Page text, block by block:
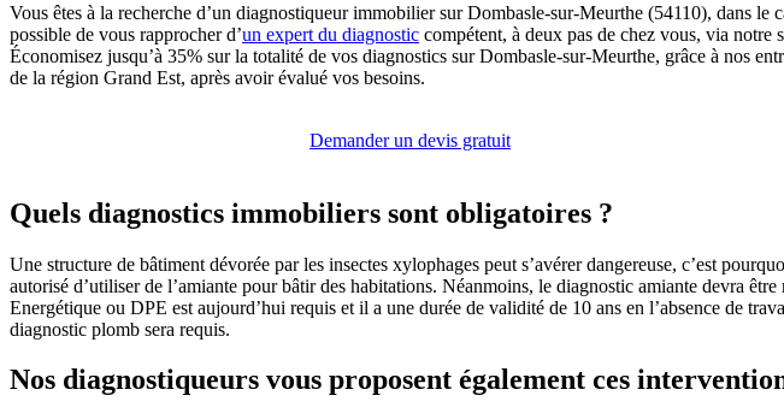
Vous êtes à la recherche d’un diagnostiqueur immobilier sur Dombasle-sur-Meurthe (54110), dans
possible de vous rapprocher d’un expert du diagnostic compétent, à deux pas de chez vous, via
Économisez jusqu’à 35% sur la totalité de vos diagnostics sur Dombasle-sur-Meurthe, grâce à nos
de la région Grand Est, après avoir évalué vos besoins.
Demander un devis gratuit
Quels diagnostics immobiliers sont obligatoires ?
Une structure de bâtiment dévorée par les insectes xylophages peut s’avérer dangereuse, c’est
autorisé d’utiliser de l’amiante pour bâtir des habitations. Néanmoins, le diagnostic amiante devra
Energétique ou DPE est aujourd’hui requis et il a une durée de validité de 10 ans en l’absence de
diagnostic plomb sera requis.
Nos diagnostiqueurs vous proposent également ces